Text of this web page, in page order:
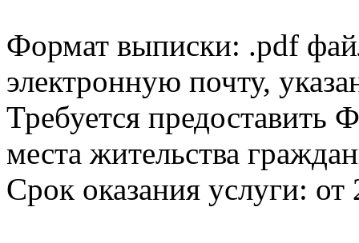
Формат выписки: .pdf
электронную почту,
Требуется
места жительства
Срок оказания услуги: от